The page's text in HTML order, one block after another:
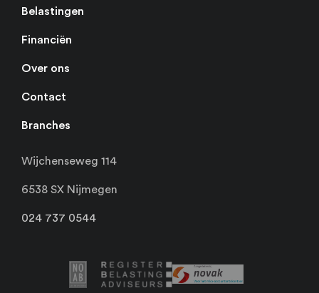
Belastingen
Financiën
Over ons
Contact
Branches
Wijchenseweg 114
6538 SX Nijmegen
024 737 0544